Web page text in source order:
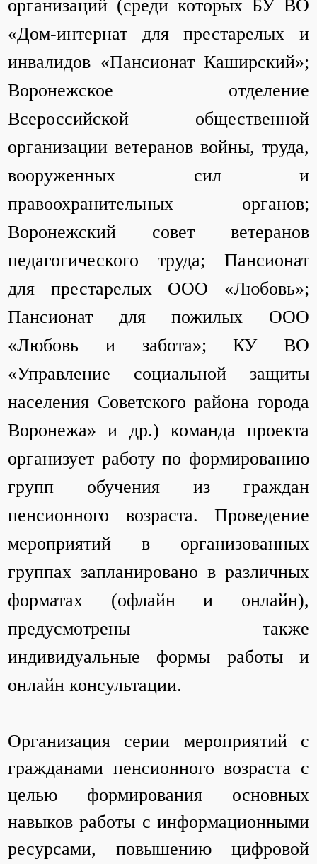
организаций (среди которых БУ ВО
«Дом-интернат для престарелых и
инвалидов «Пансионат Каширский»;
Воронежское отделение
Всероссийской общественной
организации ветеранов войны, труда,
вооруженных сил и
правоохранительных органов;
Воронежский совет ветеранов
педагогического труда; Пансионат
для престарелых ООО «Любовь»;
Пансионат для пожилых ООО
«Любовь и забота»; КУ ВО
«Управление социальной защиты
населения Советского района города
Воронежа» и др.) команда проекта
организует работу по формированию
групп обучения из граждан
пенсионного возраста. Проведение
мероприятий в организованных
группах запланировано в различных
форматах (офлайн и онлайн),
предусмотрены также
индивидуальные формы работы и
онлайн консультации.
Организация серии мероприятий с
гражданами пенсионного возраста с
целью формирования основных
навыков работы с информационными
ресурсами, повышению цифровой